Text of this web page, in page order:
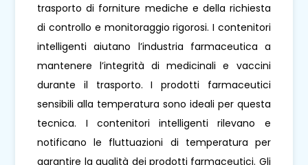
trasporto di forniture mediche e della richiesta
di controllo e monitoraggio rigorosi. I contenitori
intelligenti aiutano l’industria farmaceutica a
mantenere l’integrità di medicinali e vaccini
durante il trasporto. I prodotti farmaceutici
sensibili alla temperatura sono ideali per questa
tecnica. I contenitori intelligenti rilevano e
notificano le fluttuazioni di temperatura per
garantire la qualità dei prodotti farmaceutici. Gli